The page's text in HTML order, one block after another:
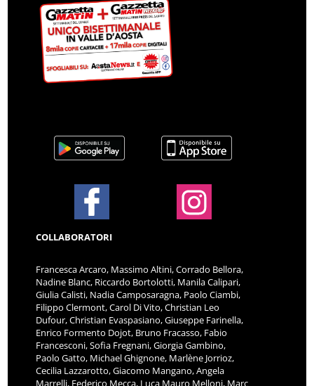
COLLABORATORI
Francesca Arcaro, Massimo Altini, Corrado Bellora,
Nadine Blanc, Riccardo Bortolotti, Manila Calipari,
Giulia Calisti, Nadia Camposaragna, Paolo Ciambi,
Filippo Clermont, Carol Di Vito, Christian Leo
Dufour, Christian Evaspasiano, Giuseppe Farinella,
Enrico Formento Dojot, Bruno Fracasso, Fabio
Francesconi, Sofia Fregnani, Giorgia Gambino,
Paolo Gatto, Michael Ghignone, Marlène Jorrioz,
Cecilia Lazzarotto, Giacomo Mangano, Angela
Marrelli, Federico Mecca, Luca Mauro Melloni, Marc